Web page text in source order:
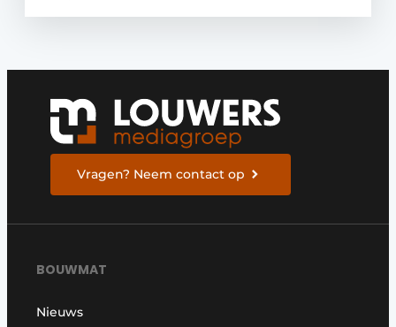
Vragen? Neem contact op
BOUWMAT
Nieuws